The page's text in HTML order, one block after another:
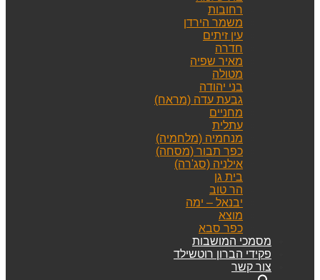
רחובות
משמר הירדן
עין זיתים
חדרה
מאיר שפיה
מטולה
בני יהודה
גבעת עדה (מראח)
מחניים
עתלית
מנחמיה (מלחמיה)
כפר תבור (מסחה)
אילניה (סג'רה)
בית גן
הר טוב
יבנאל – ימה
מוצא
כפר סבא
מסמכי המושבות
פקידי הברון רוטשילד
צור קשר